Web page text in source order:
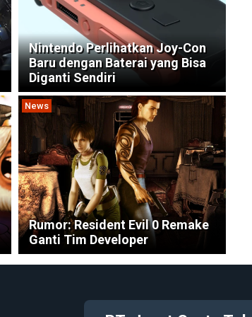
Nintendo Perlihatkan Joy-Con
Baru dengan Baterai yang Bisa
Diganti Sendiri
News
Rumor: Resident Evil 0 Remake
Ganti Tim Developer